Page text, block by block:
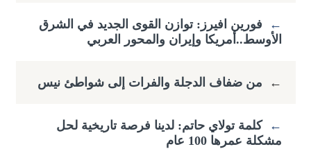
←
فورين افيرز: توازن القوى الجديد في الشرق
الأوسط..أمريكا وإيران والمحور العربي
← من ضفاف الدجلة والفرات إلى شواطئ نيس
← كلمة تولاي حاتم: لدينا فرصة تاريخية لحل
مشكلة عمرها 100 عام